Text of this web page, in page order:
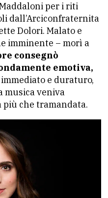
per i riti
dall’Arciconfraternita
Dolori. Malato e
imminente – morì a
consegnò
emotiva,
e duraturo,
musica veniva
che tramandata.